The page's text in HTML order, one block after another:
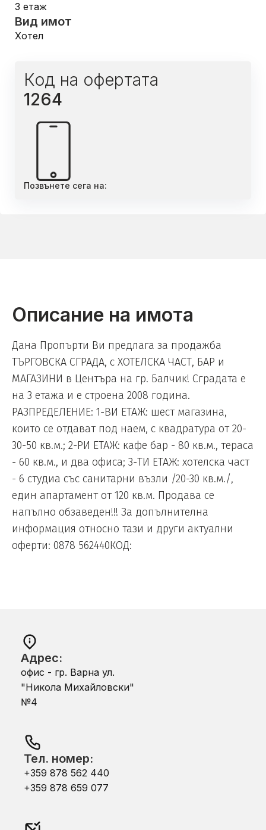
3 етаж
Вид имот
Хотел
Код на офертата
1264
Позвънете сега на:
Описание на имота
Дана Пропърти Ви предлага за продажба
ТЪРГОВСКА СГРАДА, с ХОТЕЛСКА ЧАСТ, БАР и
МАГАЗИНИ в Центъра на гр. Балчик! Сградата е
на 3 етажа и е строена 2008 година.
РАЗПРЕДЕЛЕНИЕ: 1-ВИ ЕТАЖ: шест магазина,
които се отдават под наем, с квадратура от 20-
30-50 кв.м.; 2-РИ ЕТАЖ: кафе бар - 80 кв.м., тераса
- 60 кв.м., и два офиса; 3-ТИ ЕТАЖ: хотелска част
- 6 студиа със санитарни възли /20-30 кв.м./,
един апартамент от 120 кв.м. Продава се
напълно обзаведен!!! За допълнителна
информация относно тази и други актуални
оферти: 0878 562440КОД:
Адрес:
офис - гр. Варна ул.
"Никола Михайловски"
№4
Тел. номер:
+359 878 562 440
+359 878 659 077